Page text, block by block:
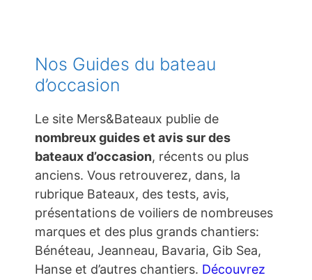
Nos Guides du bateau
d’occasion
Le site Mers&Bateaux publie de
nombreux guides et avis sur des
bateaux d’occasion, récents ou plus
anciens. Vous retrouverez, dans, la
rubrique Bateaux, des tests, avis,
présentations de voiliers de nombreuses
marques et des plus grands chantiers:
Bénéteau, Jeanneau, Bavaria, Gib Sea,
Hanse et d’autres chantiers. Découvrez